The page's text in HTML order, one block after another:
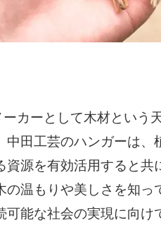
カーとして木材という
中田工芸のハンガーは
資源を有効活用すると
の温もりや美しさを知
可能な社会の実現に向け